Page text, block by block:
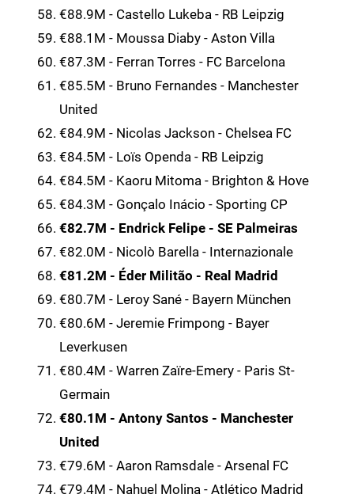
€88.9M - Castello Lukeba - RB Leipzig
€88.1M - Moussa Diaby - Aston Villa
€87.3M - Ferran Torres - FC Barcelona
€85.5M - Bruno Fernandes - Manchester
United
€84.9M - Nicolas Jackson - Chelsea FC
€84.5M - Loïs Openda - RB Leipzig
€84.5M - Kaoru Mitoma - Brighton & Hove
€84.3M - Gonçalo Inácio - Sporting CP
€82.7M - Endrick Felipe - SE Palmeiras
€82.0M - Nicolò Barella - Internazionale
€81.2M - Éder Militão - Real Madrid
€80.7M - Leroy Sané - Bayern München
€80.6M - Jeremie Frimpong - Bayer
Leverkusen
€80.4M - Warren Zaïre-Emery - Paris St-
Germain
€80.1M - Antony Santos - Manchester
United
€79.6M - Aaron Ramsdale - Arsenal FC
€79.4M - Nahuel Molina - Atlético Madrid